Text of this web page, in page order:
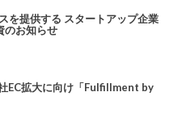
を提供する スタートアップ企業
のお知らせ
EC拡大に向け「Fulfillment by